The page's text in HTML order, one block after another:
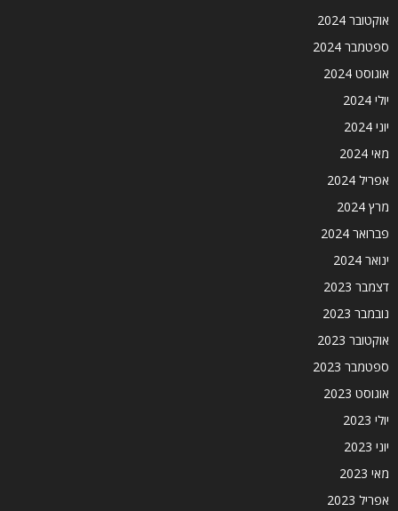
אוקטובר 2024
ספטמבר 2024
אוגוסט 2024
יולי 2024
יוני 2024
מאי 2024
אפריל 2024
מרץ 2024
פברואר 2024
ינואר 2024
דצמבר 2023
נובמבר 2023
אוקטובר 2023
ספטמבר 2023
אוגוסט 2023
יולי 2023
יוני 2023
מאי 2023
אפריל 2023